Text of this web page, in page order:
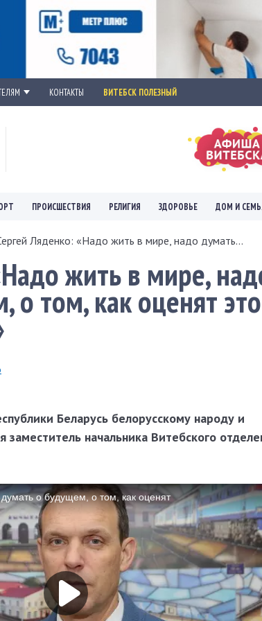
КОНТАКТЫ ВИТЕБСК ПОЛЕЗНЫЙ
ПРОИСШЕСТВИЯ РЕЛИГИЯ ЗДОРОВЬЕ ДОМ И
Ляденко: «Надо жить в мире, надо думать...
жить в мире,
том, как оценят это
Беларусь белорусскому народу и
начальника Витебского